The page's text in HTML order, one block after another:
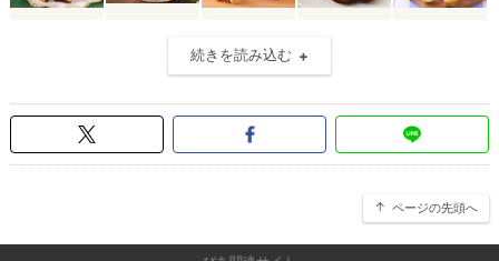
続きを読み込む
ページの先頭へ